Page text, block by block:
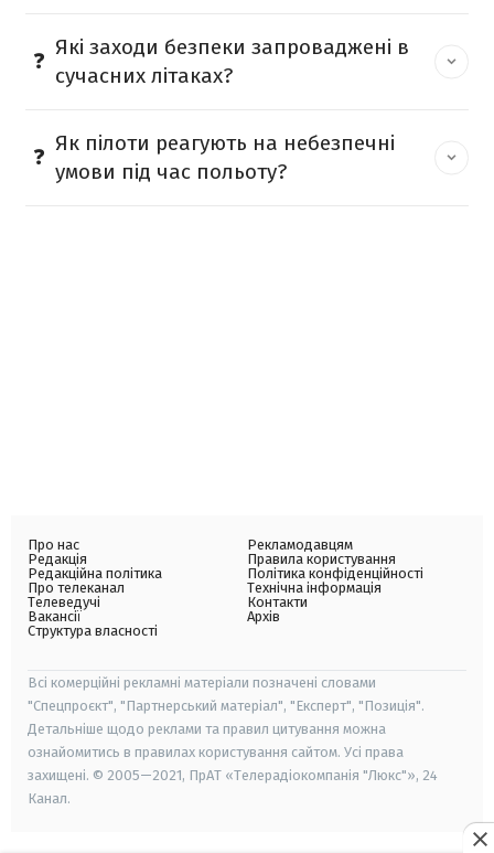
Які заходи безпеки запроваджені в
сучасних літаках?
Як пілоти реагують на небезпечні
умови під час польоту?
Про нас
Редакція
Редакційна політика
Про телеканал
Телеведучі
Вакансії
Структура власності
Рекламодавцям
Правила користування
Політика конфіденційності
Технічна інформація
Контакти
Архів
Всі комерційні рекламні матеріали позначені словами
"Спецпроєкт", "Партнерський матеріал", "Експерт", "Позиція".
Детальніше щодо реклами та правил цитування можна
ознайомитись в правилах користування сайтом. Усі права
захищені. © 2005—2021, ПрАТ «Телерадіокомпанія "Люкс"», 24
Канал.